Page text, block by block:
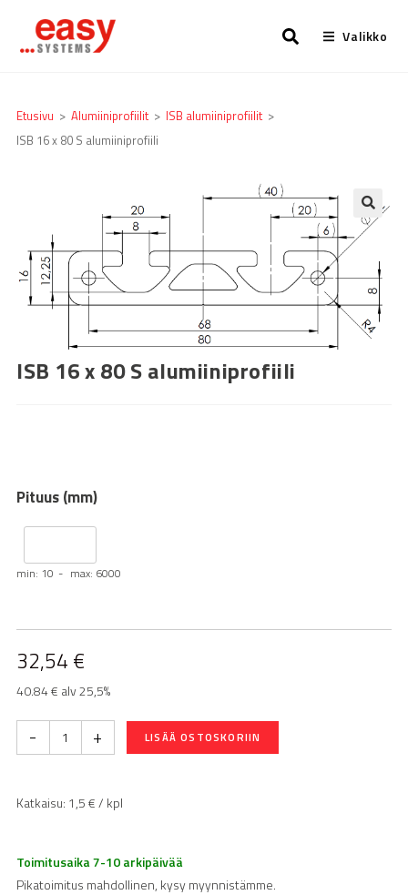
Valikko
Etusivu > Alumiiniprofiilit > ISB alumiiniprofiilit >
ISB 16 x 80 S alumiiniprofiili
🔍
ISB 16 x 80 S alumiiniprofiili
Pituus (mm)
min: 10 max: 6000
32,54 €
40.84 € alv 25,5%
- + LISÄÄ OSTOSKORIIN
Katkaisu: 1,5€ / kpl
Toimitusaika 7-10 arkipäivää
Pikatoimitus mahdollinen, kysy myynnistämme.